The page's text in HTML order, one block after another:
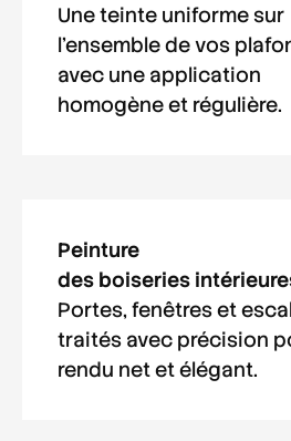
Une teinte uniforme sur
l'ensemble de vos
avec une application
homogène et régulière.
Peinture
des boiseries
Portes, fenêtres et
traités avec précision
rendu net et élégant.